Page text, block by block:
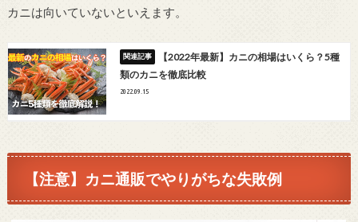
カニは向いていないといえます。
【2022年最新】カニの相場はいくら？5種
類のカニを徹底比較
2022.09.15
【注意】カニ通販でやりがちな失敗例